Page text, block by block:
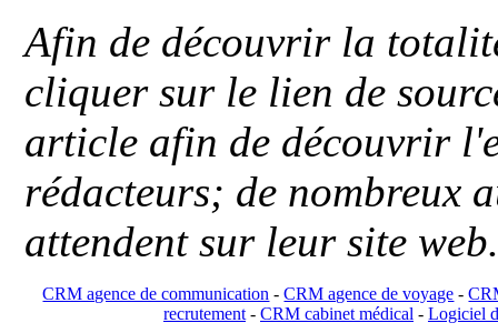
Afin de découvrir la
cliquer sur le lien de
article afin de découvrir
rédacteurs; de nombreux
attendent sur leur site
CRM agence de communication -CRM agence de voyage -
recrutement- CRM cabinet médical- Logiciel